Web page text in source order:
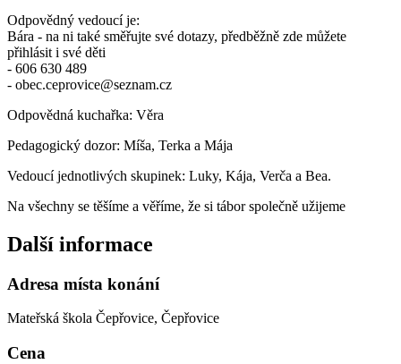
Odpovědný vedoucí je:
Bára - na ni také směřujte své dotazy, předběžně zde můžete
přihlásit i své děti
- 606 630 489
- obec.ceprovice@seznam.cz
Odpovědná kuchařka: Věra
Pedagogický dozor: Míša, Terka a Mája
Vedoucí jednotlivých skupinek: Luky, Kája, Verča a Bea.
Na všechny se těšíme a věříme, že si tábor společně užijeme
Další informace
Adresa místa konání
Mateřská škola Čepřovice, Čepřovice
Cena